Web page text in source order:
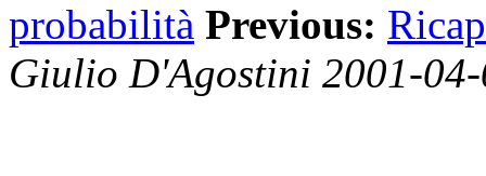
probabilità Previous:
Giulio D'Agostini 2001-